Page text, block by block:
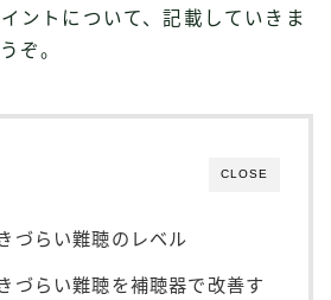
ントについて、記載していきま
ぞ。
CLOSE
づらい難聴のレベル
づらい難聴を補聴器で改善す